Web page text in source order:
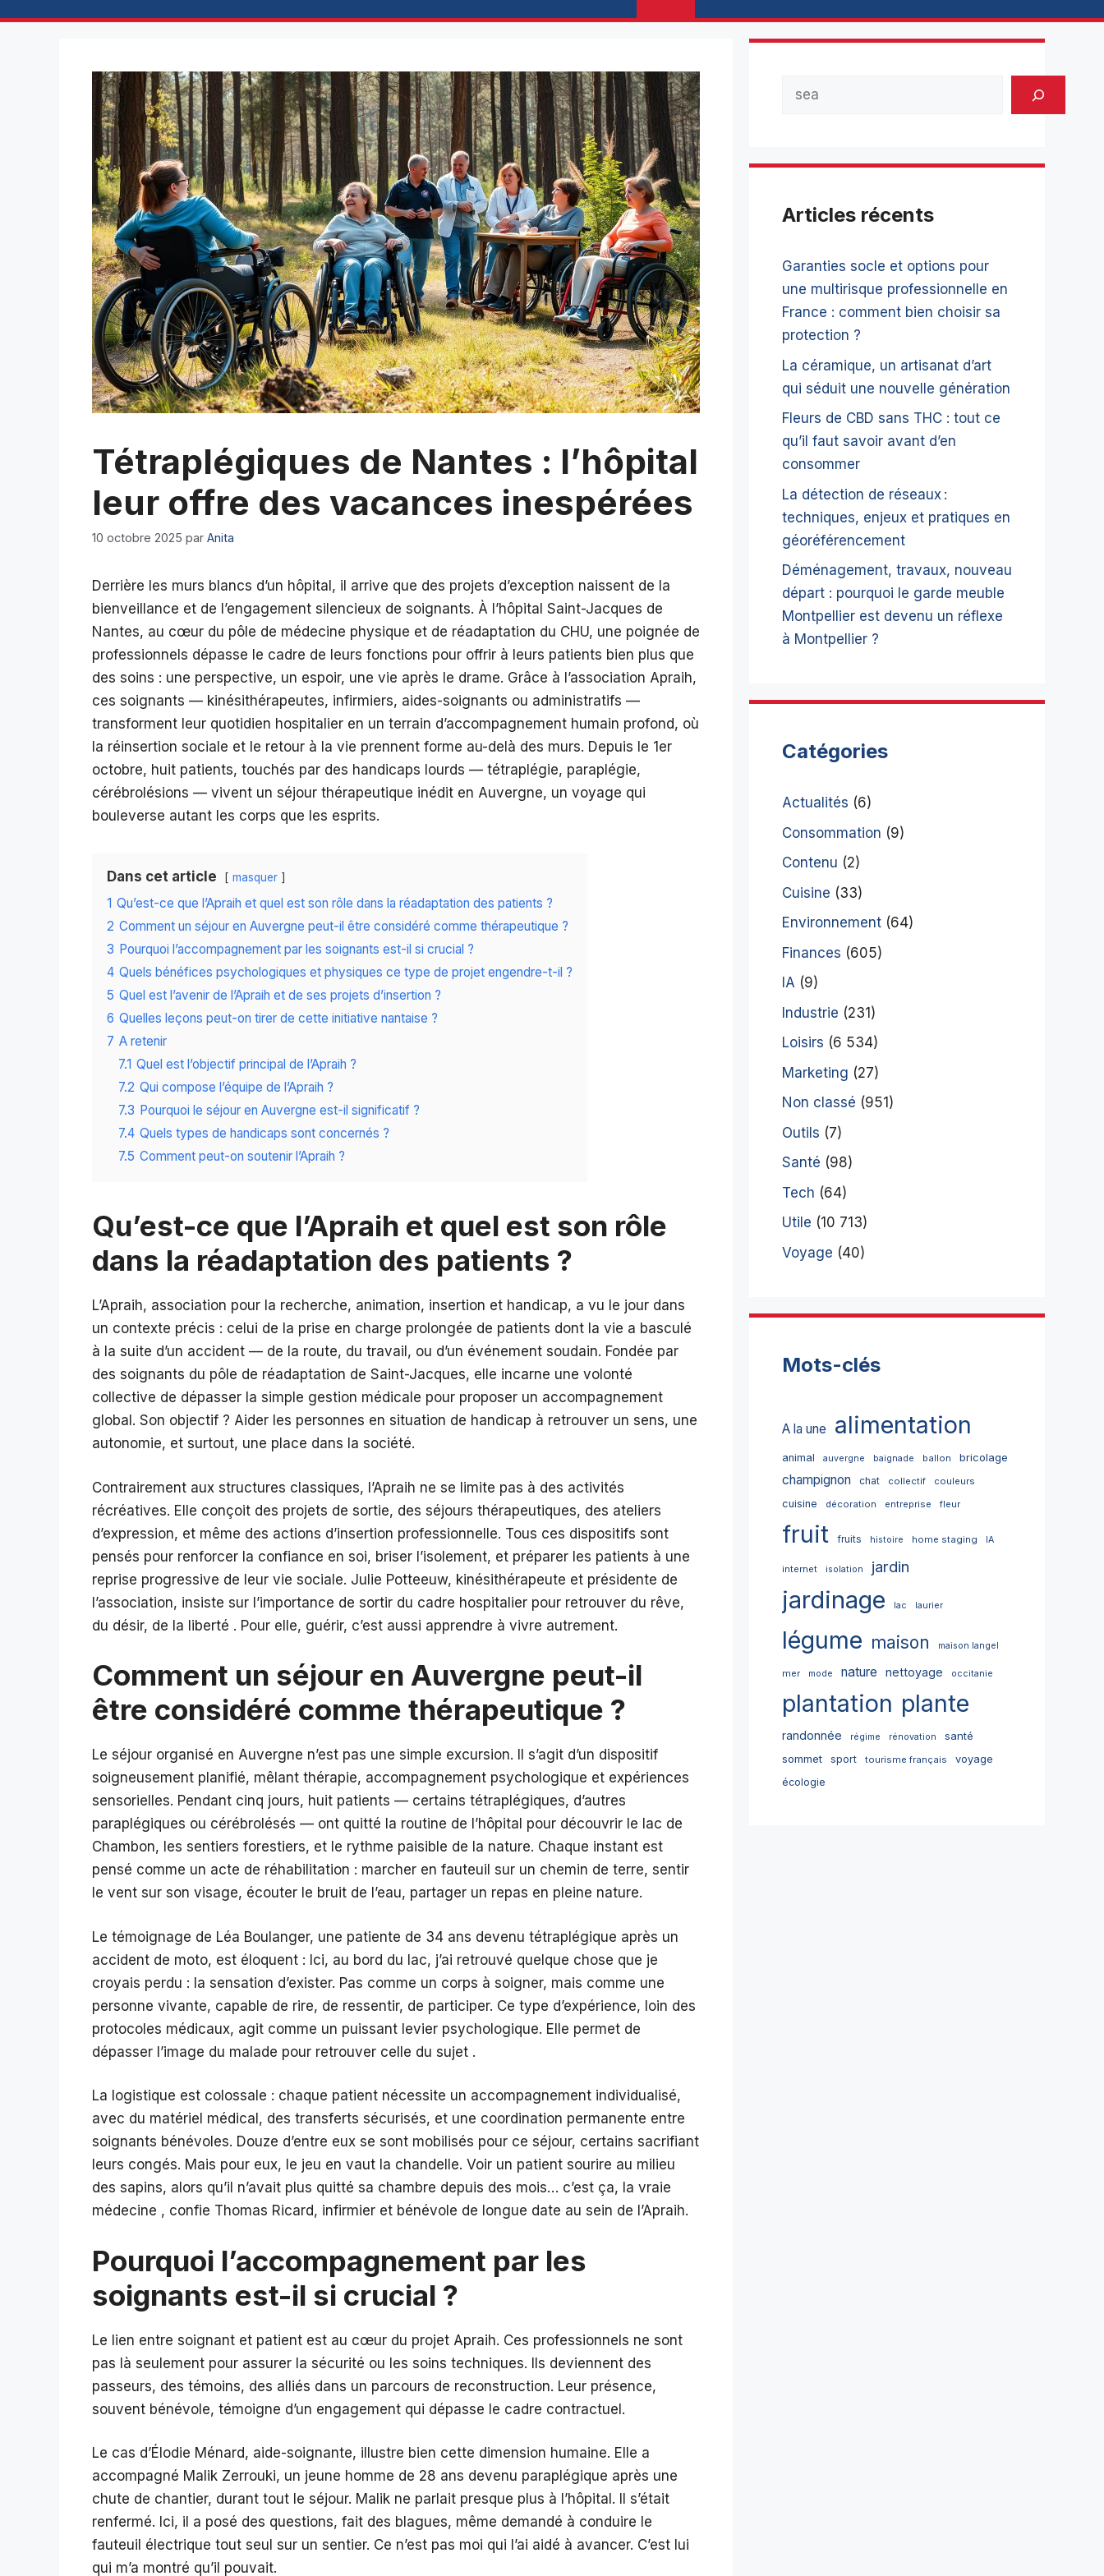
Tétraplégiques de Nantes : l’hôpital
leur offre des vacances inespérées
10 octobre 2025 par Anita
Derrière les murs blancs d’un hôpital, il arrive que des projets d’exception naissent de la
bienveillance et de l’engagement silencieux de soignants. À l’hôpital Saint-Jacques de
Nantes, au cœur du pôle de médecine physique et de réadaptation du CHU, une poignée de
professionnels dépasse le cadre de leurs fonctions pour offrir à leurs patients bien plus que
des soins : une perspective, un espoir, une vie après le drame. Grâce à l’association Apraih,
ces soignants — kinésithérapeutes, infirmiers, aides-soignants ou administratifs —
transforment leur quotidien hospitalier en un terrain d’accompagnement humain profond, où
la réinsertion sociale et le retour à la vie prennent forme au-delà des murs. Depuis le 1er
octobre, huit patients, touchés par des handicaps lourds — tétraplégie, paraplégie,
cérébrolésions — vivent un séjour thérapeutique inédit en Auvergne, un voyage qui
bouleverse autant les corps que les esprits.
Dans cet article masquer
1 Qu’est-ce que l’Apraih et quel est son rôle dans la réadaptation des patients ?
2 Comment un séjour en Auvergne peut-il être considéré comme thérapeutique ?
3 Pourquoi l’accompagnement par les soignants est-il si crucial ?
4 Quels bénéfices psychologiques et physiques ce type de projet engendre-t-il ?
5 Quel est l’avenir de l’Apraih et de ses projets d’insertion ?
6 Quelles leçons peut-on tirer de cette initiative nantaise ?
7 A retenir
7.1 Quel est l’objectif principal de l’Apraih ?
7.2 Qui compose l’équipe de l’Apraih ?
7.3 Pourquoi le séjour en Auvergne est-il significatif ?
7.4 Quels types de handicaps sont concernés ?
7.5 Comment peut-on soutenir l’Apraih ?
Qu’est-ce que l’Apraih et quel est son rôle
dans la réadaptation des patients ?
L’Apraih, association pour la recherche, animation, insertion et handicap, a vu le jour dans
un contexte précis : celui de la prise en charge prolongée de patients dont la vie a basculé
à la suite d’un accident — de la route, du travail, ou d’un événement soudain. Fondée par
des soignants du pôle de réadaptation de Saint-Jacques, elle incarne une volonté
collective de dépasser la simple gestion médicale pour proposer un accompagnement
global. Son objectif ? Aider les personnes en situation de handicap à retrouver un sens, une
autonomie, et surtout, une place dans la société.
Contrairement aux structures classiques, l’Apraih ne se limite pas à des activités
récréatives. Elle conçoit des projets de sortie, des séjours thérapeutiques, des ateliers
d’expression, et même des actions d’insertion professionnelle. Tous ces dispositifs sont
pensés pour renforcer la confiance en soi, briser l’isolement, et préparer les patients à une
reprise progressive de leur vie sociale. Julie Potteeuw, kinésithérapeute et présidente de
l’association, insiste sur l’importance de sortir du cadre hospitalier pour retrouver du rêve,
du désir, de la liberté . Pour elle, guérir, c’est aussi apprendre à vivre autrement.
Comment un séjour en Auvergne peut-il
être considéré comme thérapeutique ?
Le séjour organisé en Auvergne n’est pas une simple excursion. Il s’agit d’un dispositif
soigneusement planifié, mêlant thérapie, accompagnement psychologique et expériences
sensorielles. Pendant cinq jours, huit patients — certains tétraplégiques, d’autres
paraplégiques ou cérébrolésés — ont quitté la routine de l’hôpital pour découvrir le lac de
Chambon, les sentiers forestiers, et le rythme paisible de la nature. Chaque instant est
pensé comme un acte de réhabilitation : marcher en fauteuil sur un chemin de terre, sentir
le vent sur son visage, écouter le bruit de l’eau, partager un repas en pleine nature.
Le témoignage de Léa Boulanger, une patiente de 34 ans devenu tétraplégique après un
accident de moto, est éloquent : Ici, au bord du lac, j’ai retrouvé quelque chose que je
croyais perdu : la sensation d’exister. Pas comme un corps à soigner, mais comme une
personne vivante, capable de rire, de ressentir, de participer. Ce type d’expérience, loin des
protocoles médicaux, agit comme un puissant levier psychologique. Elle permet de
dépasser l’image du malade pour retrouver celle du sujet .
La logistique est colossale : chaque patient nécessite un accompagnement individualisé,
avec du matériel médical, des transferts sécurisés, et une coordination permanente entre
soignants bénévoles. Douze d’entre eux se sont mobilisés pour ce séjour, certains sacrifiant
leurs congés. Mais pour eux, le jeu en vaut la chandelle. Voir un patient sourire au milieu
des sapins, alors qu’il n’avait plus quitté sa chambre depuis des mois… c’est ça, la vraie
médecine , confie Thomas Ricard, infirmier et bénévole de longue date au sein de l’Apraih.
Pourquoi l’accompagnement par les
soignants est-il si crucial ?
Le lien entre soignant et patient est au cœur du projet Apraih. Ces professionnels ne sont
pas là seulement pour assurer la sécurité ou les soins techniques. Ils deviennent des
passeurs, des témoins, des alliés dans un parcours de reconstruction. Leur présence,
souvent bénévole, témoigne d’un engagement qui dépasse le cadre contractuel.
Le cas d’Élodie Ménard, aide-soignante, illustre bien cette dimension humaine. Elle a
accompagné Malik Zerrouki, un jeune homme de 28 ans devenu paraplégique après une
chute de chantier, durant tout le séjour. Malik ne parlait presque plus à l’hôpital. Il s’était
renfermé. Ici, il a posé des questions, fait des blagues, même demandé à conduire le
fauteuil électrique tout seul sur un sentier. Ce n’est pas moi qui l’ai aidé à avancer. C’est lui
qui m’a montré qu’il pouvait.
Articles récents
Garanties socle et options pour
une multirisque professionnelle en
France : comment bien choisir sa
protection ?
La céramique, un artisanat d’art
qui séduit une nouvelle génération
Fleurs de CBD sans THC : tout ce
qu’il faut savoir avant d’en
consommer
La détection de réseaux :
techniques, enjeux et pratiques en
géoréférencement
Déménagement, travaux, nouveau
départ : pourquoi le garde meuble
Montpellier est devenu un réflexe
à Montpellier ?
Catégories
Actualités (6)
Consommation (9)
Contenu (2)
Cuisine (33)
Environnement (64)
Finances (605)
IA (9)
Industrie (231)
Loisirs (6 534)
Marketing (27)
Non classé (951)
Outils (7)
Santé (98)
Tech (64)
Utile (10 713)
Voyage (40)
Mots-clés
A la une alimentation
animal auvergne baignade ballon bricolage
champignon chat collectif couleurs
cuisine décoration entreprise fleur
fruit fruits histoire home staging IA
internet isolation jardin
jardinage lac laurier
légume maison maison langel
mer mode nature nettoyage occitanie
plantation plante
randonnée régime rénovation
santé
sommet
sport tourisme français
voyage
écologie